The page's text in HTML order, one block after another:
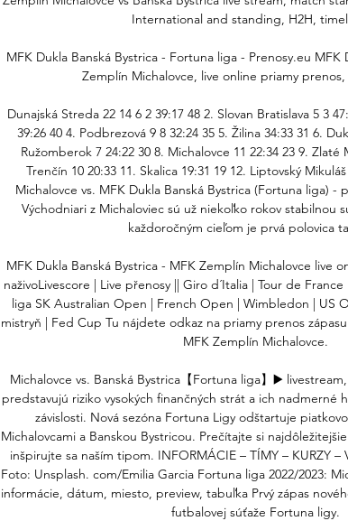
International and standing, H2H,
MFK Dukla Banská Bystrica - Fortuna liga - Prenosy.eu MFK
Zemplín Michalovce, live online priamy prenos,
Dunajská Streda 22 14 6 2 39:17 48 2. Slovan Bratislava 5 3
39:26 40 4. Podbrezová 9 8 32:24 35 5. Žilina 34:33 31 6.
Ružomberok 7 24:22 30 8. Michalovce 11 22:34 23 9. Zlaté
Trenčín 10 20:33 11. Skalica 19:31 19 12. Liptovský
Michalovce vs. MFK Dukla Banská Bystrica (Fortuna liga) -
Východniari z Michaloviec sú už niekoľko rokov stabilnou
každoročným cieľom je prvá polovica
MFK Dukla Banská Bystrica - MFK Zemplín Michalovce live
naživoLivescore | Live přenosy || Giro d´Italia | Tour de
liga SK Australian Open | French Open | Wimbledon | US
mistryň | Fed Cup Tu nájdete odkaz na priamy prenos
MFK Zemplín Michalovce.
Michalovce vs. Banská Bystrica【Fortuna liga】▶️
predstavujú riziko vysokých finančných strát a ich nadmerné
závislosti. Nová sezóna Fortuna Ligy odštartuje
Michalovcami a Banskou Bystricou. Prečítajte si
inšpirujte sa naším tipom. INFORMÁCIE – TÍMY – KURZY –
Foto: Unsplash. com/Emilia Garcia Fortuna liga 2022/2023:
informácie, dátum, miesto, preview, tabuľka Prvý zápas
futbalovej súťaže Fortuna ligy.